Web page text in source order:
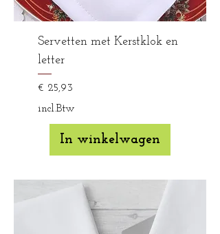
Servetten met Kerstklok en
letter
Prijs
€ 25,93
incl.Btw
In winkelwagen